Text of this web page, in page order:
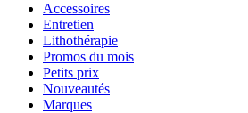
Accessoires
Entretien
Lithothérapie
Promos du mois
Petits prix
Nouveautés
Marques